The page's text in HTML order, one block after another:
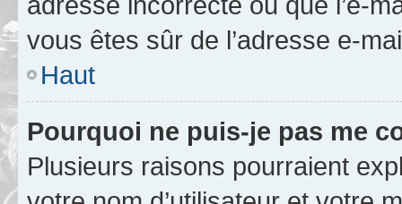
vous êtes sûr de l’adresse e-
Haut
Pourquoi ne puis-je pas me
Plusieurs raisons pourraient